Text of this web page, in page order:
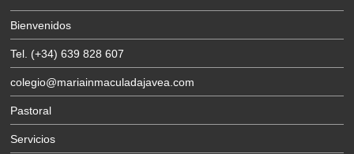
Bienvenidos
Tel. (+34) 639 828 607
colegio@mariainmaculadajavea.com
Pastoral
Servicios